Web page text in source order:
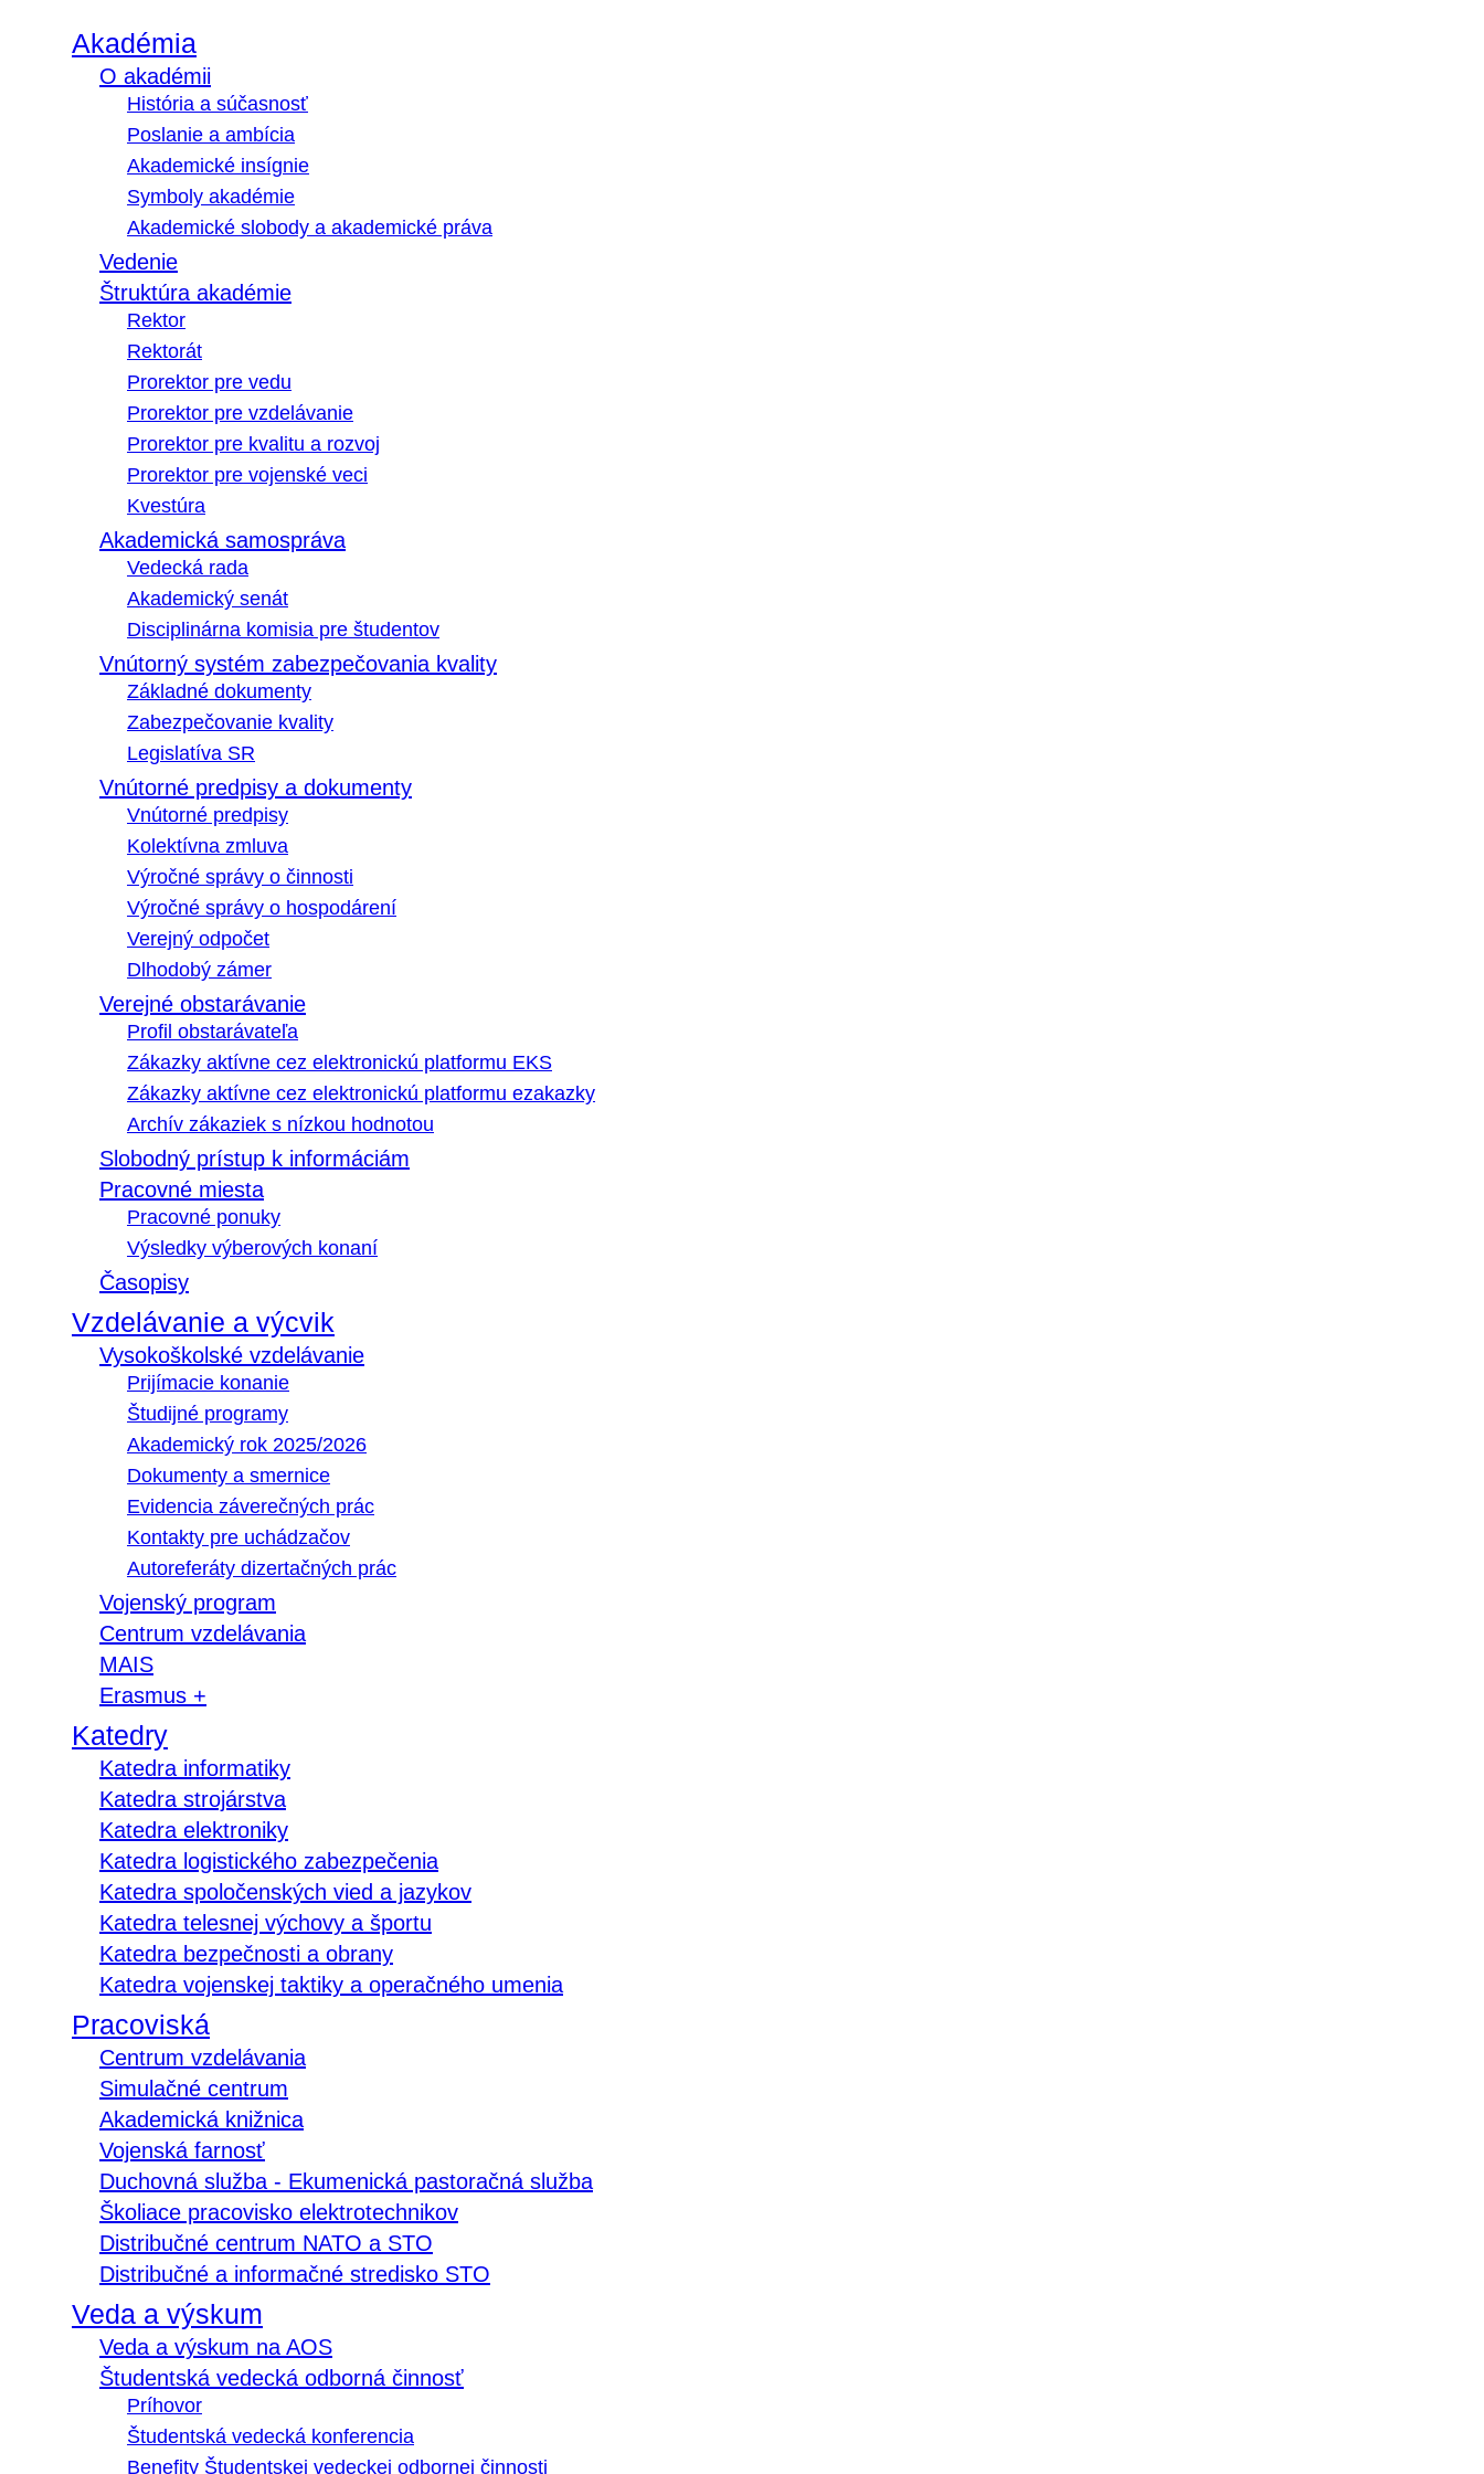
Akadémia
O akadémii
História a súčasnosť
Poslanie a ambícia
Akademické insígnie
Symboly akadémie
Akademické slobody a akademické práva
Vedenie
Štruktúra akadémie
Rektor
Rektorát
Prorektor pre vedu
Prorektor pre vzdelávanie
Prorektor pre kvalitu a rozvoj
Prorektor pre vojenské veci
Kvestúra
Akademická samospráva
Vedecká rada
Akademický senát
Disciplinárna komisia pre študentov
Vnútorný systém zabezpečovania kvality
Základné dokumenty
Zabezpečovanie kvality
Legislatíva SR
Vnútorné predpisy a dokumenty
Vnútorné predpisy
Kolektívna zmluva
Výročné správy o činnosti
Výročné správy o hospodárení
Verejný odpočet
Dlhodobý zámer
Verejné obstarávanie
Profil obstarávateľa
Zákazky aktívne cez elektronickú platformu EKS
Zákazky aktívne cez elektronickú platformu ezakazky
Archív zákaziek s nízkou hodnotou
Slobodný prístup k informáciám
Pracovné miesta
Pracovné ponuky
Výsledky výberových konaní
Časopisy
Vzdelávanie a výcvik
Vysokoškolské vzdelávanie
Prijímacie konanie
Študijné programy
Akademický rok 2025/2026
Dokumenty a smernice
Evidencia záverečných prác
Kontakty pre uchádzačov
Autoreferáty dizertačných prác
Vojenský program
Centrum vzdelávania
MAIS
Erasmus +
Katedry
Katedra informatiky
Katedra strojárstva
Katedra elektroniky
Katedra logistického zabezpečenia
Katedra spoločenských vied a jazykov
Katedra telesnej výchovy a športu
Katedra bezpečnosti a obrany
Katedra vojenskej taktiky a operačného umenia
Pracoviská
Centrum vzdelávania
Simulačné centrum
Akademická knižnica
Vojenská farnosť
Duchovná služba - Ekumenická pastoračná služba
Školiace pracovisko elektrotechnikov
Distribučné centrum NATO a STO
Distribučné a informačné stredisko STO
Veda a výskum
Veda a výskum na AOS
Študentská vedecká odborná činnosť
Príhovor
Študentská vedecká konferencia
Benefity Študentskej vedeckej odbornej činnosti